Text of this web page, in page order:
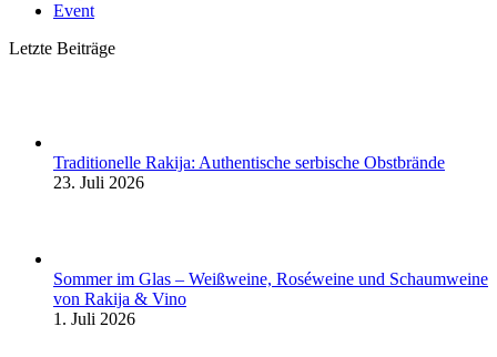
Event
Letzte Beiträge
Traditionelle Rakija: Authentische serbische Obstbrände
23. Juli 2026
Sommer im Glas – Weißweine, Roséweine und Schaumweine
von Rakija & Vino
1. Juli 2026